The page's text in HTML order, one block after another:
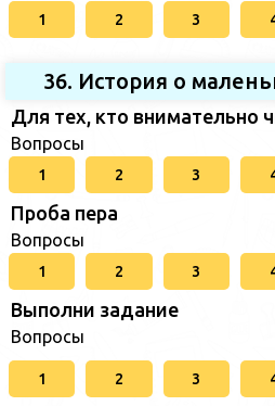
1 2 3
36. История о
Для тех, кто внимательно
Вопросы
1 2 3
Проба пера
Вопросы
1 2 3
Выполни задание
Вопросы
1 2 3